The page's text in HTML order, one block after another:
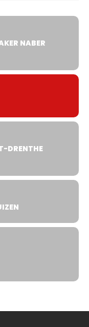
NABER
DRENTHE